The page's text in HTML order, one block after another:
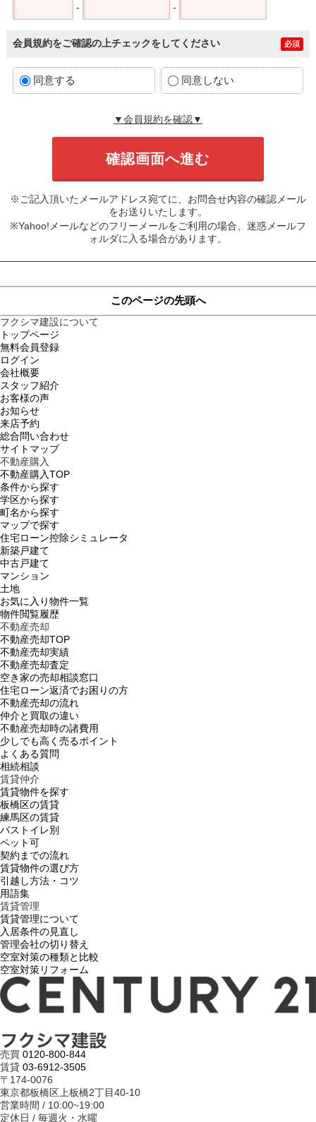
- -
会員規約をご確認の上チェックをしてください 必須
同意する 同意しない
▼会員規約を確認▼
※ご記入頂いたメールアドレス宛てに、お問合せ内容の確認メール
をお送りいたします。
※Yahoo!メールなどのフリーメールをご利用の場合、迷惑メールフ
ォルダに入る場合があります。
このページの先頭へ
フクシマ建設について
トップページ
無料会員登録
ログイン
会社概要
スタッフ紹介
お客様の声
お知らせ
来店予約
総合問い合わせ
サイトマップ
不動産購入
不動産購入TOP
条件から探す
学区から探す
町名から探す
マップで探す
住宅ローン控除シミュレータ
新築戸建て
中古戸建て
マンション
土地
お気に入り物件一覧
物件閲覧履歴
不動産売却
不動産売却TOP
不動産売却実績
不動産売却査定
空き家の売却相談窓口
住宅ローン返済でお困りの方
不動産売却の流れ
仲介と買取の違い
不動産売却時の諸費用
少しでも高く売るポイント
よくある質問
相続相談
賃貸仲介
賃貸物件を探す
板橋区の賃貸
練馬区の賃貸
バストイレ別
ペット可
契約までの流れ
賃貸物件の選び方
引越し方法・コツ
用語集
賃貸管理
賃貸管理について
入居条件の見直し
管理会社の切り替え
空室対策の種類と比較
空室対策リフォーム
売買 0120-800-844
賃貸 03-6912-3505
〒174-0076
東京都板橋区上板橋2丁目40-10
営業時間 / 10:00~19:00
定休日 / 毎週火・水曜